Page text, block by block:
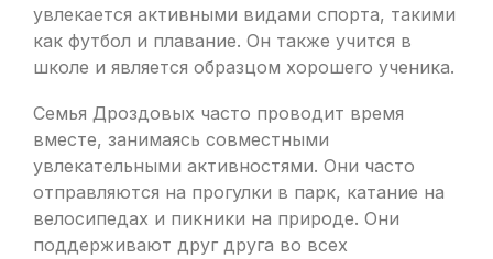
увлекается активными видами спорта, такими
как футбол и плавание. Он также учится в
школе и является образцом хорошего ученика.
Семья Дроздовых часто проводит время
вместе, занимаясь совместными
увлекательными активностями. Они часто
отправляются на прогулки в парк, катание на
велосипедах и пикники на природе. Они
поддерживают друг друга во всех